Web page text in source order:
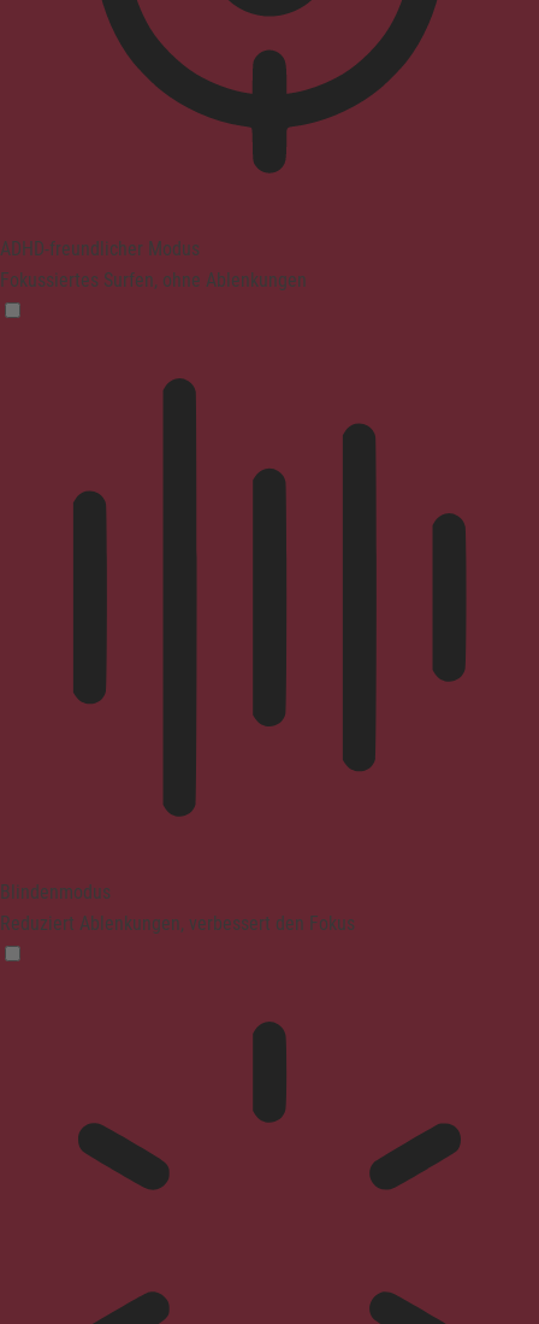
ADHD-freundlicher Modus
Fokussiertes Surfen, ohne Ablenkungen
Blindenmodus
Reduziert Ablenkungen, verbessert den Fokus